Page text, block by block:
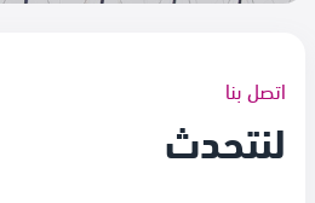
اتصل بنا
لنتحدث